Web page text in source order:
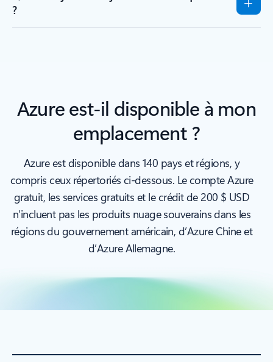
?
Azure est-il disponible à mon
emplacement ?
Azure est disponible dans 140 pays et régions, y
compris ceux répertoriés ci-dessous. Le compte Azure
gratuit, les services gratuits et le crédit de 200 $ USD
n’incluent pas les produits nuage souverains dans les
régions du gouvernement américain, d’Azure Chine et
d’Azure Allemagne.